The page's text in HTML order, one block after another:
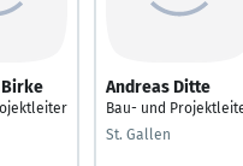
Birke Andreas Ditte
Bau- und
St. Gallen